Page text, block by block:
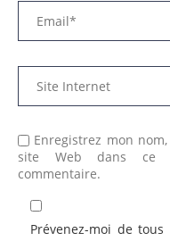
Enregistrez mon
site Web dans ce
commentaire.
Prévenez-moi de